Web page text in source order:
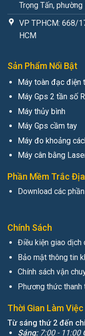
Trọng Tấn,
VP TPHCM: 668/
HCM
Sản Phẩm Nổi Bật
Máy toàn đạc điện
Máy Gps 2 tần số
Máy thủy bình
Máy Gps cầm tay
Máy đo khoảng
Máy cân bằng
Phần Mềm Trắc Địa
Download các
Chính Sách
Điều kiện giao dịch
Bảo mật thông tin
Chính sách vận
Phương thức thanh
Thời Gian Làm Việc
Từ sáng thứ 2 đến
Sáng: 7:00 - 11:00